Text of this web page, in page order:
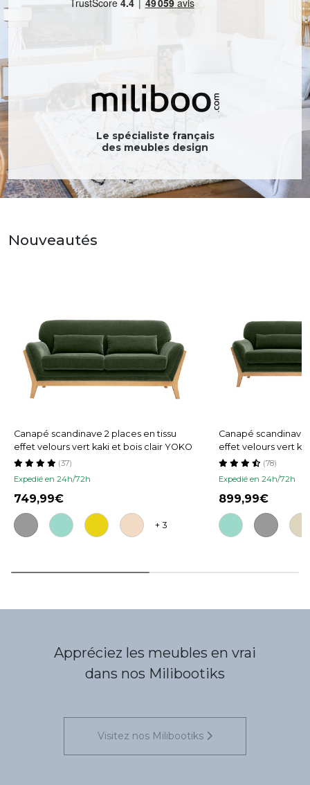
Le spécialiste français
des meubles design
Nouveautés
Canapé scandinave 2 places en tissu
effet velours vert kaki et bois clair YOKO
Expedié en 24h/72h
(37)
749,99
+ 3
Canapé scandinave
effet velours vert
Expedié en 24h/72h
(78)
899,99
Appréciez les meubles en vrai
dans nos Milibootiks
Visitez nos Milibootiks